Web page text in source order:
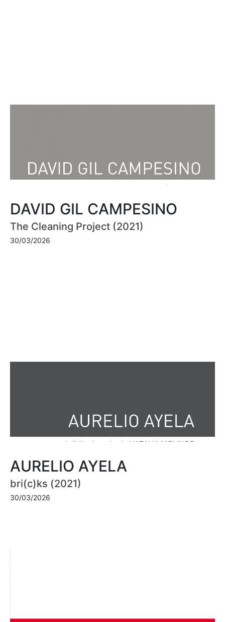
DAVID GIL CAMPESINO
The Cleaning Project (2021)
30/03/2026
AURELIO AYELA
bri(c)ks (2021)
30/03/2026